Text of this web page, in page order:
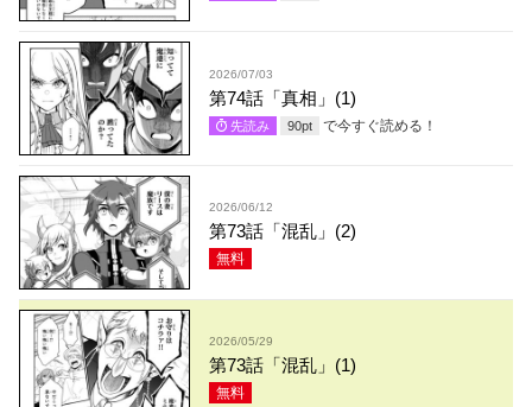
2026/07/03
第74話「真相」(1)
先読み 90pt で今すぐ読める！
2026/06/12
第73話「混乱」(2)
無料
2026/05/29
第73話「混乱」(1)
無料